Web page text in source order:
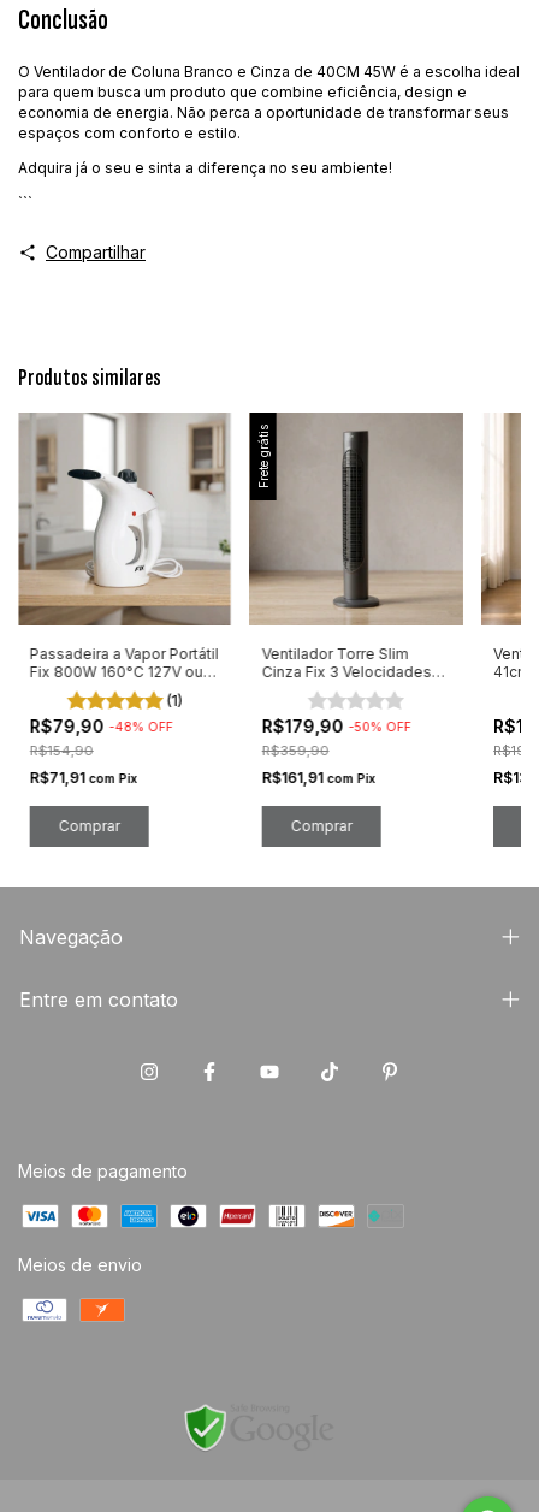
Conclusão
O Ventilador de Coluna Branco e Cinza de 40CM 45W é a escolha ideal
para quem busca um produto que combine eficiência, design e
economia de energia. Não perca a oportunidade de transformar seus
espaços com conforto e estilo.
Adquira já o seu e sinta a diferença no seu ambiente!
```
Compartilhar
Produtos similares
Passadeira a Vapor Portátil
Fix 800W 160°C 127V ou
(1)
R$79,90 -48% OFF
R$154,90
R$71,91 com Pix
Comprar
Frete grátis
Ventilador Torre Slim
Cinza Fix 3 Velocidades
110/220v 86cm
R$179,90 -50% OFF
R$359,90
R$161,91 com Pix
Comprar
41cm
Navegação
Entre em contato
Meios de pagamento
Meios de envio